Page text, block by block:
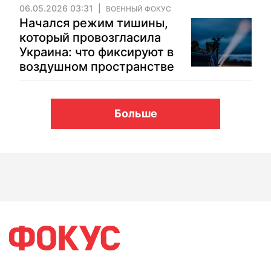
06.05.2026 03:31 ВОЕННЫЙ ФОКУС
Начался режим тишины,
который провозгласила
Украина: что фиксируют в
воздушном пространстве
Больше